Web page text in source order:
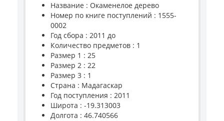
Название : Окаменелое дерево
Номер по книге поступлений : 1555-
0002
Год сбора : 2011 до
Количество предметов : 1
Размер 1 : 25
Размер 2 : 22
Размер 3 : 1
Страна : Мадагаскар
Год поступления : 2011
Широта : -19.313003
Долгота : 46.740566